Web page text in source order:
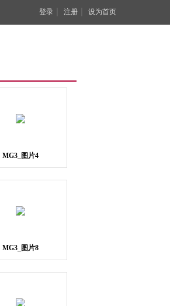
登录 注册 设为首页
MG3_图片4
MG3_图片8